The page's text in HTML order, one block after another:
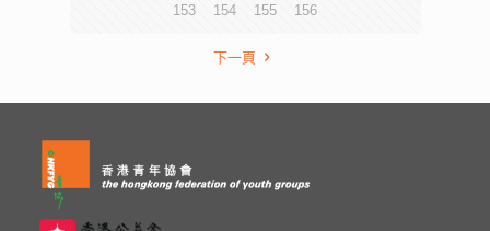
153 154 155 156
下一頁